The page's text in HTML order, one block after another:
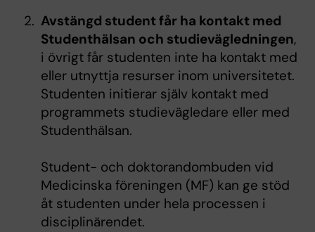
Avstängd student får ha kontakt med
Studenthälsan och studievägledningen,
i övrigt får studenten inte ha kontakt med
eller utnyttja resurser inom universitetet.
Studenten initierar själv kontakt med
programmets studievägledare eller med
Studenthälsan.
Student- och doktorandombuden vid
Medicinska föreningen (MF) kan ge stöd
åt studenten under hela processen i
disciplinärendet.